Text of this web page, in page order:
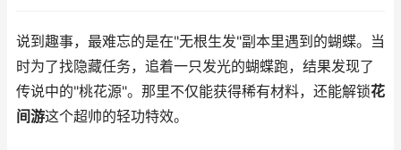
说到趣事，最难忘的是在"无根生发"副本里遇到的蝴蝶。当
时为了找隐藏任务，追着一只发光的蝴蝶跑，结果发现了
传说中的"桃花源"。那里不仅能获得稀有材料，还能解锁花
间游这个超帅的轻功特效。